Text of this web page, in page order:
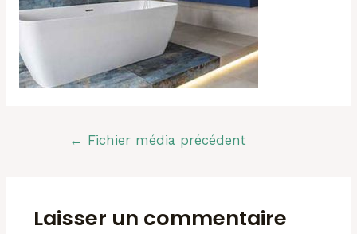
Navigation
← Fichier média précédent
Laisser un commentaire